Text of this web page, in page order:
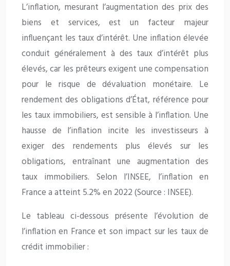
L’inflation, mesurant l’augmentation des prix des
biens et services, est un facteur majeur
influençant les taux d’intérêt. Une inflation élevée
conduit généralement à des taux d’intérêt plus
élevés, car les prêteurs exigent une compensation
pour le risque de dévaluation monétaire. Le
rendement des obligations d’État, référence pour
les taux immobiliers, est sensible à l’inflation. Une
hausse de l’inflation incite les investisseurs à
exiger des rendements plus élevés sur les
obligations, entraînant une augmentation des
taux immobiliers. Selon l’INSEE, l’inflation en
France a atteint 5.2% en 2022 (Source : INSEE).
Le tableau ci-dessous présente l’évolution de
l’inflation en France et son impact sur les taux de
crédit immobilier :